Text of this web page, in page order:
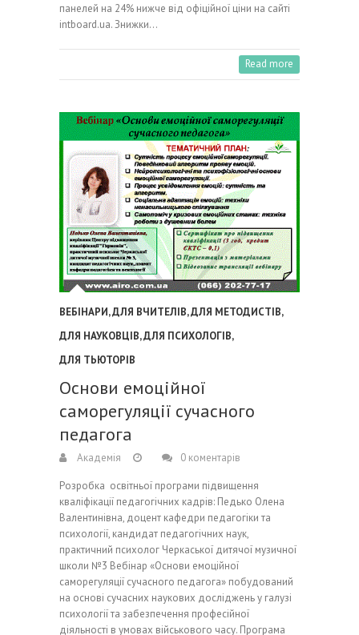
панелей на 24% нижче від офіційної ціни на сайті
intboard.ua. Знижки…
Read more
ВЕБІНАРИ,ДЛЯ ВЧИТЕЛІВ,ДЛЯ МЕТОДИСТІВ,
ДЛЯ НАУКОВЦІВ,ДЛЯ ПСИХОЛОГІВ,
ДЛЯ ТЬЮТОРІВ
Основи емоційної
саморегуляції сучасного
педагога
Академія 0 коментарів
Розробка освітньої програми підвищення
кваліфікації педагогічних кадрів: Педько Олена
Валентинівна, доцент кафедри педагогіки та
психології, кандидат педагогічних наук,
практичний психолог Черкаської дитячої музичної
школи №3 Вебінар «Основи емоційної
саморегуляції сучасного педагога» побудований
на основі сучасних наукових досліджень у галузі
психології та забезпечення професійної
діяльності в умовах військового часу. Програма